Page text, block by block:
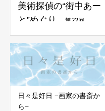
美術探偵の“街中あー
と”めぐり
第22回
日々是好日 −画家の書斎か
ら−